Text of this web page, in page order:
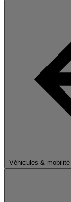
Véhicules & mobilité